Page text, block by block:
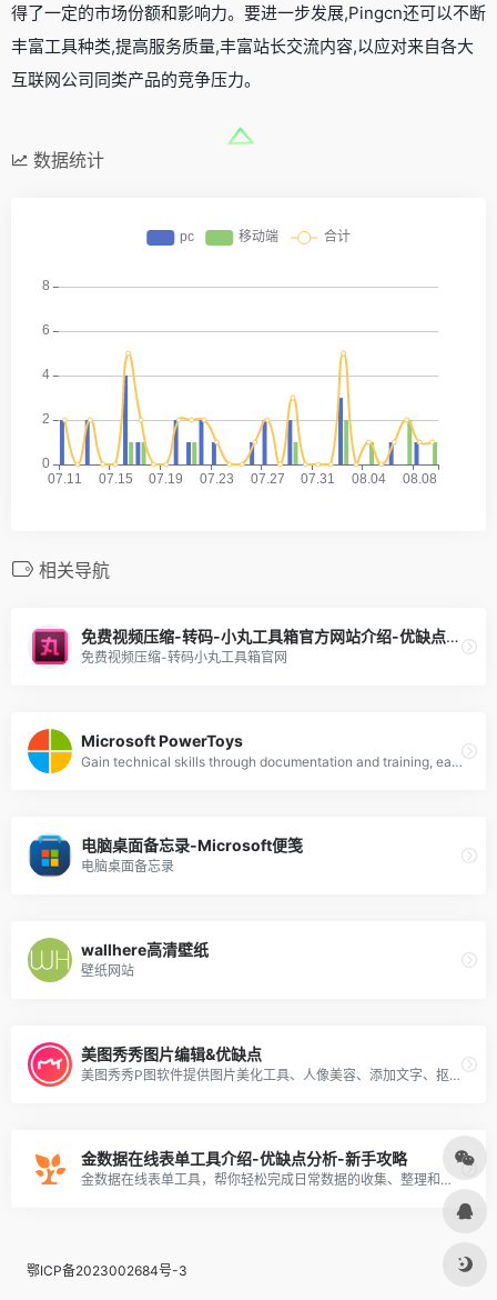
得了一定的市场份额和影响力。要进一步发展,Pingcn还可以不断
丰富工具种类,提高服务质量,丰富站长交流内容,以应对来自各大
互联网公司同类产品的竞争压力。
数据统计
相关导航
免费视频压缩-转码-小丸工具箱官方网站介绍-优缺点分析-新手攻略
免费视频压缩-转码小丸工具箱官网
Microsoft PowerToys
Gain technical skills through documentation and training, earn certifications and connect with the community
电脑桌面备忘录-Microsoft便笺
电脑桌面备忘录
wallhere高清壁纸
壁纸网站
美图秀秀图片编辑&优缺点
美图秀秀P图软件提供图片美化工具、人像美容、添加文字、抠图软件、拼图、批量处理图片大小、证件照换底色、图片压缩等好用的功能，还有海报设计、平面设计、广告设计、贴纸素材、边框等丰富的内容，可制作PPT图片、简历、GIF动图等，支持Windows、Mac、Linux及网页版。
金数据在线表单工具介绍-优缺点分析-新手攻略
金数据在线表单工具，帮你轻松完成日常数据的收集、整理和分析工作
鄂ICP备2023002684号-3